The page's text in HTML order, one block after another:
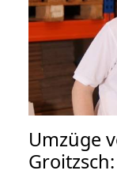
Umzüge